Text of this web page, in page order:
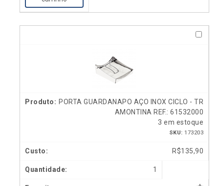
PORTA GUARDANAPO AÇO INOX CICLO - TR
AMONTINA REF.: 61532000
3 em estoque
SKU: 173203
R$135,90
1